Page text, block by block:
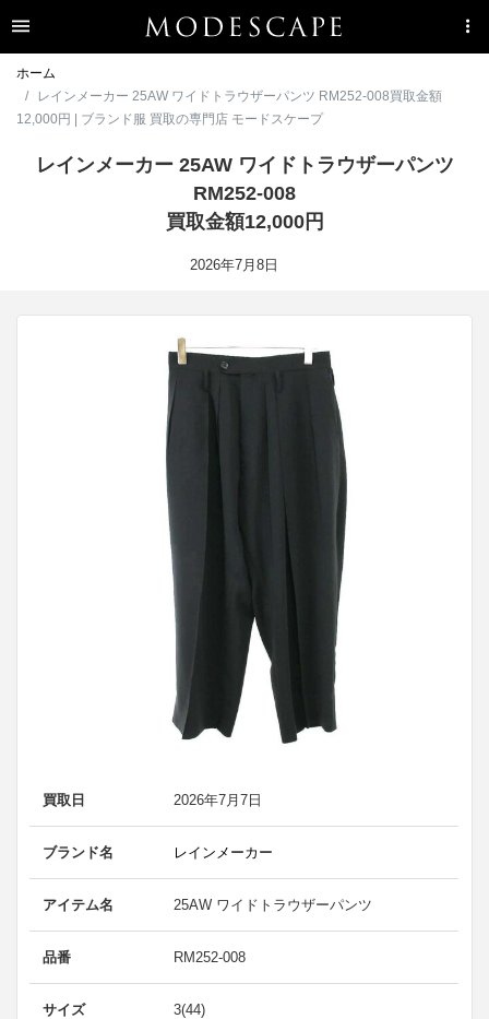
ホーム
レインメーカー 25AW ワイドトラウザーパンツ RM252-008買取金額
12,000円 | ブランド服 買取の専門店 モードスケープ
レインメーカー 25AW ワイドトラウザーパンツ
RM252-008
買取金額12,000円
2026年7月8日
買取日 2026年7月7日
ブランド名 レインメーカー
アイテム名 25AW ワイドトラウザーパンツ
品番 RM252-008
サイズ 3(44)